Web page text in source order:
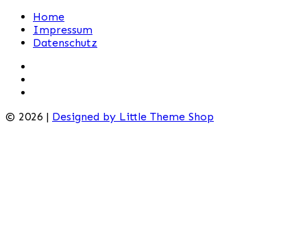
Home
Impressum
Datenschutz
© 2026 | Designed by Little Theme Shop